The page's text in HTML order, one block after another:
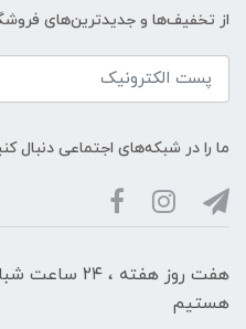
از تخفیف‌ها و جدیدترین‌های
ما را در شبکه‌های اجتماعی دنبال
هفت روز هفته
هستیم